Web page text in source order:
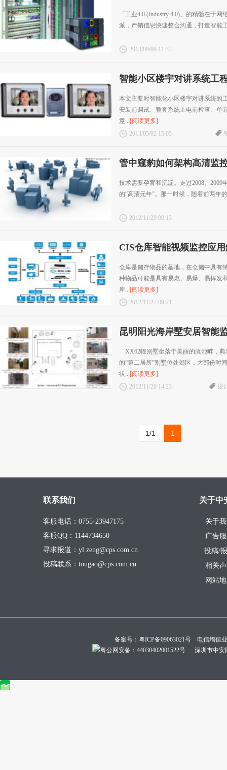
「工业4.0 (Industry 4.0)」的精髓在于
派，产销信息快速整合沟通，打造智能
2013/09/09 11:33
智能小区楼宇对讲系统工
本文主要对智能化小区楼宇对讲系统的
安装前调试、整套系统上电前检查、单
意...[阅读更多]
2013/05/02 15:05
管中窥豹如何架构高清监
技术需要孕育和沉淀。走过2008、2009
的“高清元年”。那一时候，随着前两年
2012/11/29 09:13
CIS仓库智能视频监控应
仓库是储存物品的基地，在仓储中具有
种物品可能是具有易燃、易爆、易挥发
库...[阅读更多]
2012/11/27 09:21
昆明阳光海岸墅安居智能
XX62幢别墅坐落于美丽的滇池畔，
的“第二居所”别墅位处郊区，大部份时
状...[阅读更多]
2012/11/20 14:23
设
1/1 1
联系我们
客服电话：0755-23947175
客服QQ：1144734650
寻求报道：yl.zeng@cps.com.cn
投稿联系：tougao@cps.com.cn
关于中
关于
广告
投稿/
相关
网站
备案号： 粤ICP备09063021号 电信增值
粤公网安备：44030402001522号 深圳市中安